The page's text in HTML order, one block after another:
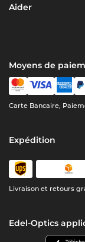
Aider
Moyens de
Carte Bancaire,
Expédition
Livraison et retours
Edel-Optics